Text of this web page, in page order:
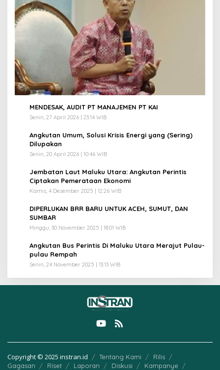
MENDESAK, AUDIT PT MANAJEMEN PT KAI
Senin, 27 April 2026 | 23:14 WIB
Angkutan Umum, Solusi Krisis Energi yang (Sering)
Dilupakan
Senin, 20 April 2026 | 10:46 WIB
Jembatan Laut Maluku Utara: Angkutan Perintis
Ciptakan Pemerataan Ekonomi
Kamis, 4 Desember 2025 | 12:26 WIB
DIPERLUKAN BRR BARU UNTUK ACEH, SUMUT, DAN
SUMBAR
Minggu, 30 November 2025 | 18:01 WIB
Angkutan Bus Perintis Di Maluku Utara Merajut Pulau-
pulau Rempah
Senin, 24 November 2025 | 13:13 WIB
Copyright © 2025 instran.id Tentang Kami
Rilis
Gagasan
Riset Laporan Diskusi Kampanye